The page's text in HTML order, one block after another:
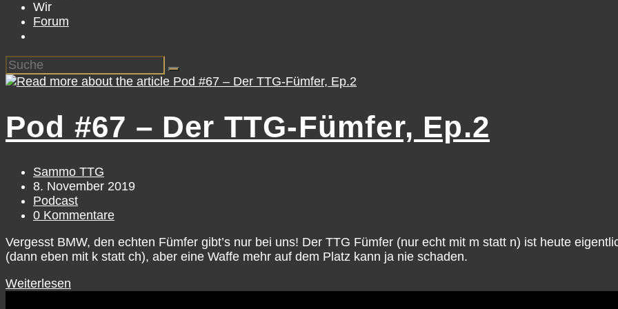
Wir
Forum
Pod #67 – Der TTG-Fümfer, Ep.2
Sammo TTG
8. November 2019
Podcast
0 Kommentare
Vergesst BMW, den echten Fümfer gibt’s nur bei uns! Der TTG Fümfer (nur echt mit m statt n) ist heute
(dann eben mit k statt ch), aber eine Waffe mehr auf dem Platz kann ja nie schaden.
Weiterlesen